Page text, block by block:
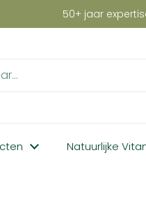
50+ jaar
Natuurlijke